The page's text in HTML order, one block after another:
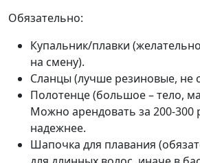
Обязательно:
Купальник/плавки
на смену).
Сланцы (лучше резиновые, не
Полотенце (большое – тело,
Можно арендовать за 200-300
надежнее.
Шапочка для плавания